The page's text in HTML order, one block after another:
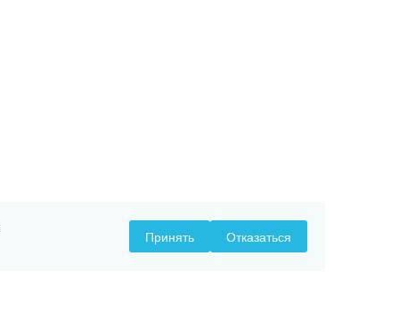
Принять Отказаться